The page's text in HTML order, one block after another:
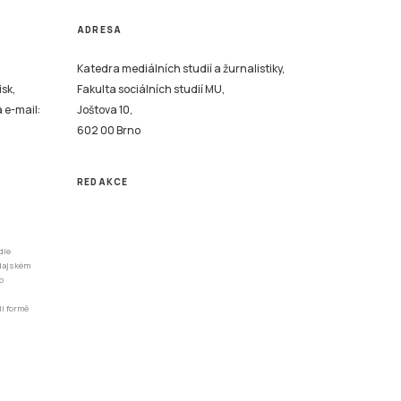
e-mail:
formě
ADRESA
Katedra mediálních studií a žurnalistiky,
Fakulta sociálních studií MU,
Joštova 10,
602 00 Brno
REDAKCE